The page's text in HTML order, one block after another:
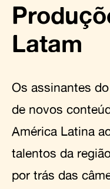
Latam
Os assinantes do
de novos
América Latina
talentos da
por trás das